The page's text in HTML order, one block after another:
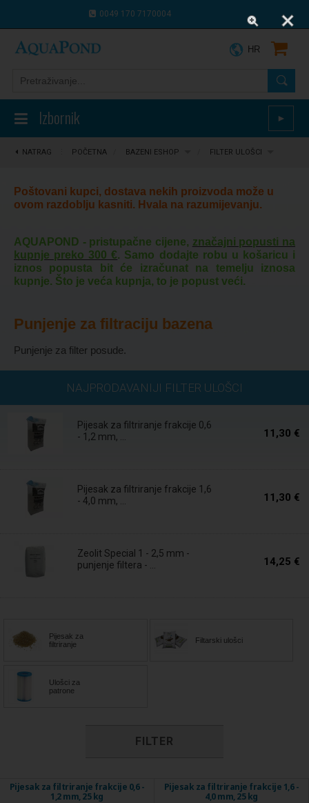
0049 170 7170004
Izbornik ►
HR
NATRAG POČETNA BAZENI ESHOP FILTER ULOŠCI
Poštovani kupci, dostava nekih proizvoda može u
ovom razdoblju kasniti. Hvala na razumijevanju.
AQUAPOND - pristupačne cijene, značajni popusti na
kupnje preko 300 €. Samo dodajte robu u košaricu i
iznos popusta bit će izračunat na temelju iznosa
kupnje. Što je veća kupnja, to je popust veći.
Punjenje za filtraciju bazena
Punjenje za filter posude.
NAJPRODAVANIJI FILTER ULOŠCI
Pijesak za filtriranje frakcije 0,6
- 1,2 mm, ...
11,30 €
Pijesak za filtriranje frakcije 1,6
- 4,0 mm, ...
11,30 €
Zeolit Special 1 - 2,5 mm -
punjenje filtera - ...
14,25 €
Pijesak za
filtriranje
Filtarski ulošci
Ulošci za
patrone
FILTER
Pijesak za filtriranje frakcije 0,6 -
1,2 mm, 25 kg
Pijesak za filtriranje frakcije 1,6 -
4,0 mm, 25 kg